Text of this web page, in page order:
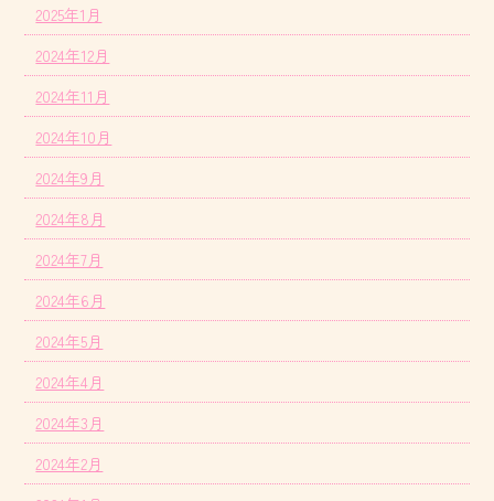
2025年1月
2024年12月
2024年11月
2024年10月
2024年9月
2024年8月
2024年7月
2024年6月
2024年5月
2024年4月
2024年3月
2024年2月